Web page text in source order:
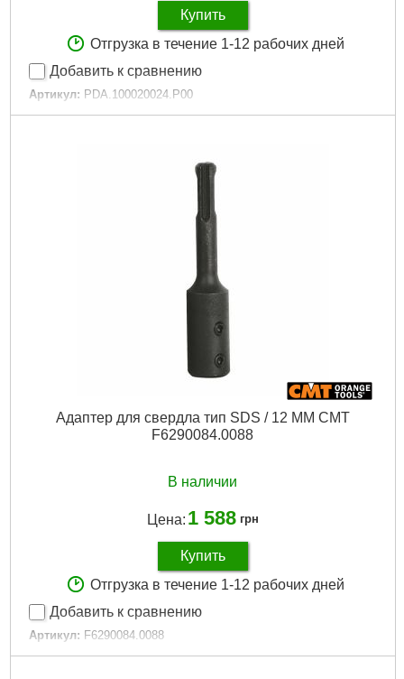
Купить
Отгрузка в течение 1-12 рабочих дней
Добавить к сравнению
Артикул: PDA.100020024.P00
Код товара: 30.77.12
2,8
Тип заточки зубів/Кут нахилу задньої поверхні пильного
Подробнее...
Адаптер для свердла тип SDS / 12 MM CMT
F6290084.0088
В наличии
Цена: 1 588 грн
Купить
Отгрузка в течение 1-12 рабочих дней
Добавить к сравнению
Артикул: F6290084.0088
Код товара: 30.19.79